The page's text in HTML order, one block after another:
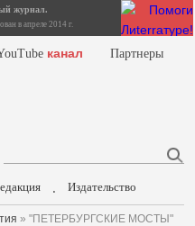
журнал.
в апреле 2014 г.
канал Партнеры
. Издательство
» "ПЕТЕРБУРГСКИЕ МОСТЫ"